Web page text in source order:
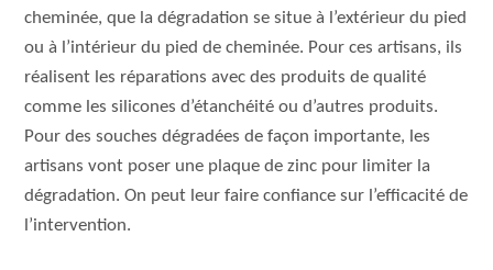
cheminée, que la dégradation se situe à l’extérieur du pied
ou à l’intérieur du pied de cheminée. Pour ces artisans, ils
réalisent les réparations avec des produits de qualité
comme les silicones d’étanchéité ou d’autres produits.
Pour des souches dégradées de façon importante, les
artisans vont poser une plaque de zinc pour limiter la
dégradation. On peut leur faire confiance sur l’efficacité de
l’intervention.